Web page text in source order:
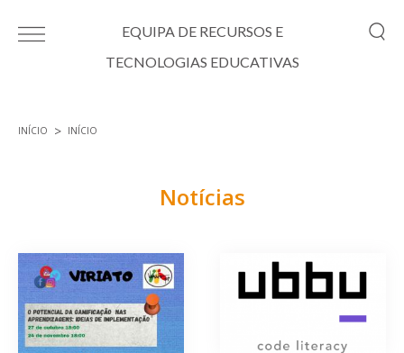
EQUIPA DE RECURSOS E
TECNOLOGIAS EDUCATIVAS
INÍCIO INÍCIO
Notícias
Páginas